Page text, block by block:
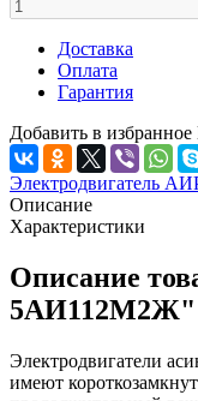
Доставка
Оплата
Гарантия
Добавить в избранное
Электродвигатель
Описание
Характеристики
Описание
5АИ112М2Ж"
Электродвигатели
имеют